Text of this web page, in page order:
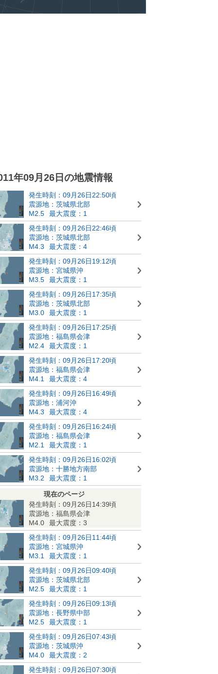
年09月26日の地震情報
発生時刻：09月26日22:50頃
震源地：茨城県北部
M2.5
最大震度：1
発生時刻：09月26日22:46頃
震源地：茨城県北部
M4.3
最大震度：4
発生時刻：09月26日19:12頃
震源地：宮城県沖
M3.5
最大震度：1
発生時刻：09月26日17:35頃
震源地：茨城県北部
M3.0
最大震度：1
発生時刻：09月26日17:25頃
震源地：福島県会津
M2.4
最大震度：1
発生時刻：09月26日17:20頃
震源地：福島県会津
M4.1
最大震度：4
発生時刻：09月26日16:49頃
震源地：浦河沖
M4.3
最大震度：4
発生時刻：09月26日16:24頃
震源地：福島県会津
M2.1
最大震度：1
発生時刻：09月26日16:02頃
震源地：十勝地方南部
M3.2
最大震度：1
現在のページ
発生時刻：09月26日14:39頃
震源地：福島県会津
M4.0
最大震度：3
発生時刻：09月26日11:44頃
震源地：宮城県沖
M3.1
最大震度：1
発生時刻：09月26日09:40頃
震源地：茨城県北部
M2.5
最大震度：1
発生時刻：09月26日09:13頃
震源地：長野県中部
M2.5
最大震度：1
発生時刻：09月26日07:43頃
震源地：茨城県沖
M4.0
最大震度：2
発生時刻：09月26日07:30頃